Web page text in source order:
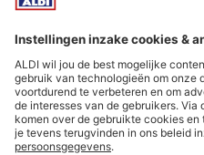
Aanbiedingen
Belangrijke informatie
ALDI België volgen